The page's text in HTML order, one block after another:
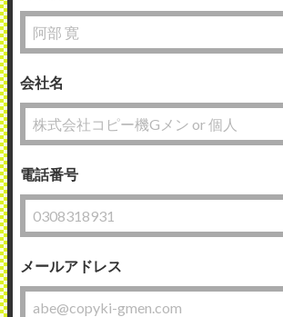
会社名
電話番号
メールアドレス